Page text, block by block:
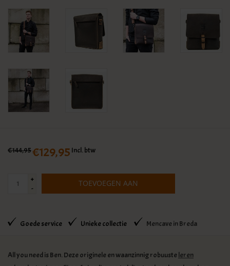
€144,95€129,95 Incl. btw
+
-
TOEVOEGEN AAN
Goede service Unieke collectie Mencave in Breda
All you need is Ben. Deze originele en waanzinnig robuusteleren